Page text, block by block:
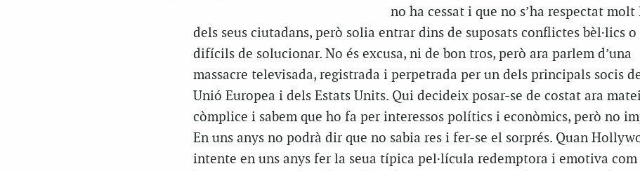
no ha cessat i que no s’ha respectat
dels seus ciutadans, però solia entrar dins de suposats conflictes bèl·lics
difícils de solucionar. No és excusa, ni de bon tros, però ara parlem d’una
massacre televisada, registrada i perpetrada per un dels principals socis
Unió Europea i dels Estats Units. Qui decideix posar-se de costat ara
còmplice i sabem que ho fa per interessos polítics i econòmics, però no
En uns anys no podrà dir que no sabia res i fer-se el sorprés. Quan
intente en uns anys fer la seua típica pel·lícula redemptora i emotiva